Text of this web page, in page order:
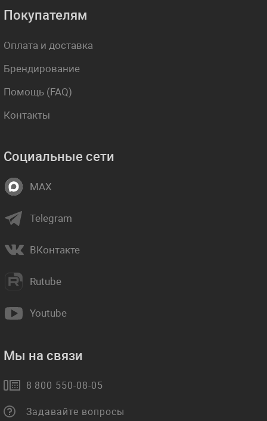
Покупателям
Оплата и доставка
Брендирование
Помощь (FAQ)
Контакты
Социальные сети
MAX
Telegram
ВКонтакте
Rutube
Youtube
Мы на связи
8 800 550-08-05
Задавайте вопросы